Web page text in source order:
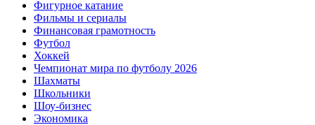
Фигурное катание
Фильмы и сериалы
Финансовая грамотность
Футбол
Хоккей
Чемпионат мира по футболу 2026
Шахматы
Школьники
Шоу-бизнес
Экономика